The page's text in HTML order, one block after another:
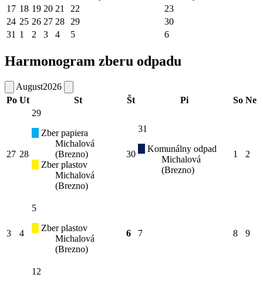
17 18 19 20 21 22
23
24 25 26 27 28 29
30
31 1 2 3 4 5 6
Harmonogram zberu odpadu
August2026
Po Ut St Št Pi So Ne
27 28
29
Zber papiera
Michalová
(Brezno)
Zber plastov
Michalová
(Brezno)
30
31
Komunálny odpad
Michalová
(Brezno)
1 2
3 4
5
Zber plastov
Michalová
(Brezno)
6 7 8 9
12